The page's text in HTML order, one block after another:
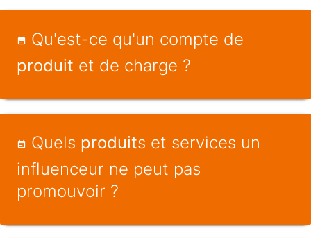
Qu'est-ce qu'un compte de
produit et de charge ?
Quels produits et services un
influenceur ne peut pas
promouvoir ?